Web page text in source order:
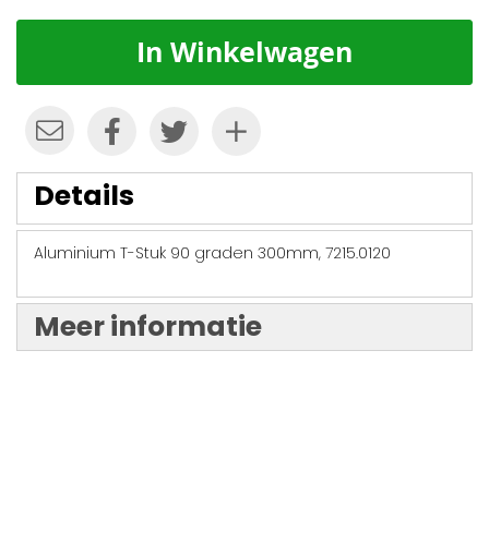
In Winkelwagen
Details
Aluminium T-Stuk 90 graden 300mm, 7215.0120
Meer informatie